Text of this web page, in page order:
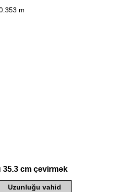
m
cm çevirmək
Uzunluğu vahid